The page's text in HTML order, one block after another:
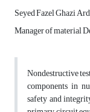
Seyed Fazel Ghazi
Manager of material
Nondestructive
components in
safety and